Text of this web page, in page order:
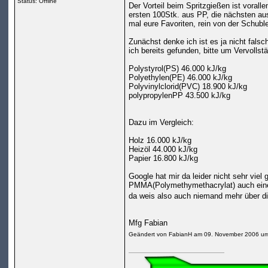
Der Vorteil beim Spritzgießen ist
ersten 100Stk. aus PP, die nächsten
mal eure Favoriten, rein von der
Zunächst denke ich ist es ja nicht
ich bereits gefunden, bitte um
Polystyrol(PS) 46.000 kJ/kg
Polyethylen(PE) 46.000 kJ/kg
Polyvinylclorid(PVC) 18.900 kJ/kg
polypropylenPP 43.500 kJ/kg
Dazu im Vergleich:
Holz 16.000 kJ/kg
Heizöl 44.000 kJ/kg
Papier 16.800 kJ/kg
Google hat mir da leider nicht sehr viel
PMMA(Polymethymethacrylat) auch
da weis also auch niemand mehr über
Mfg Fabian
Geändert von FabianH am 09. November 2006